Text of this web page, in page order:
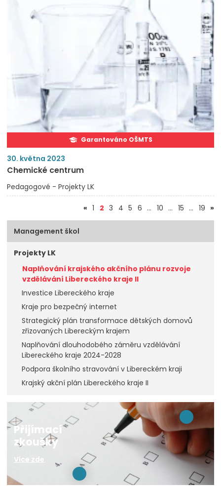
Garantováno OŠMTS
30. května 2023
Chemické centrum
Pedagogové - Projekty LK
« 1 2(aktuální)
3 4 5 6 … 10 … 15 … 19 »
Management škol
Projekty LK
Naplňování krajského akčního plánu rozvoje
vzdělávání Libereckého kraje II
Investice Libereckého kraje
Kraje pro bezpečný internet
Strategický plán transformace dětských domovů
zřizovaných Libereckým krajem
Naplňování dlouhodobého záměru vzdělávání
Libereckého kraje 2024-2028
Podpora školního stravování v Libereckém kraji
Krajský akční plán Libereckého kraje II
Přijímací
zkoušky
Více zde